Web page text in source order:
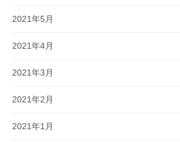
2021年5月
2021年4月
2021年3月
2021年2月
2021年1月